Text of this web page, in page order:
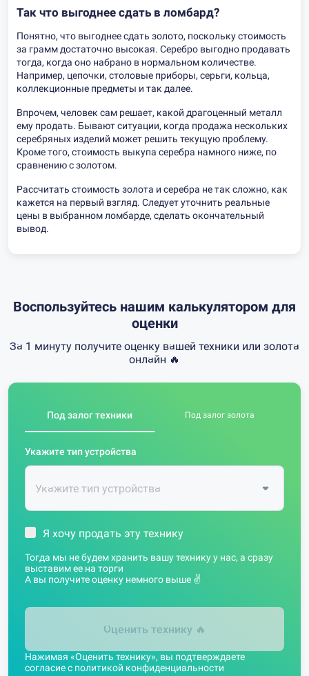
Так что выгоднее сдать в ломбард?
Понятно, что выгоднее сдать золото, поскольку стоимость
за грамм достаточно высокая. Серебро выгодно продавать
тогда, когда оно набрано в нормальном количестве.
Например, цепочки, столовые приборы, серьги, кольца,
коллекционные предметы и так далее.
Впрочем, человек сам решает, какой драгоценный металл
ему продать. Бывают ситуации, когда продажа нескольких
серебряных изделий может решить текущую проблему.
Кроме того, стоимость выкупа серебра намного ниже, по
сравнению с золотом.
Рассчитать стоимость золота и серебра не так сложно, как
кажется на первый взгляд. Следует уточнить реальные
цены в выбранном ломбарде, сделать окончательный
вывод.
Воспользуйтесь нашим калькулятором для
оценки
За 1 минуту получите оценку вашей техники или золота
онлайн 🔥
Под залог техники Под залог золота
Укажите тип устройства
Я хочу продать эту технику
Тогда мы не будем хранить вашу технику у нас, а сразу
выставим ее на торги
А вы получите оценку немного выше ✌️
Оценить технику 🔥
Нажимая «Оценить технику», вы подтверждаете
согласие с политикой конфиденциальности